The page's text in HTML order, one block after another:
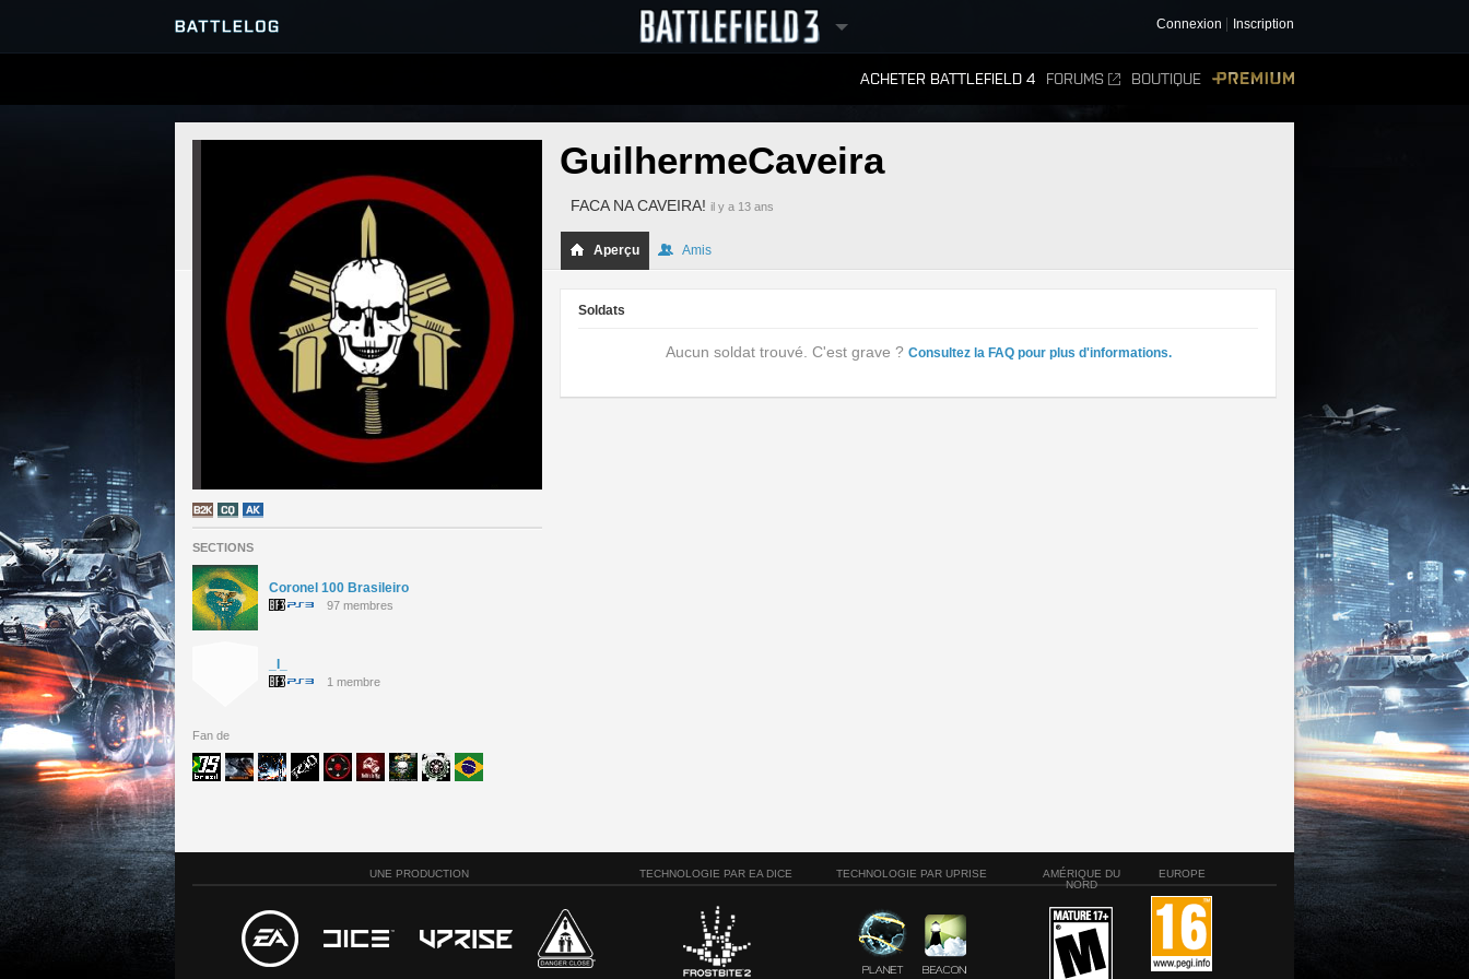
Connexion Inscription
ACHETER BATTLEFIELD 4 FORUMS BOUTIQUE
SERVEURS
CLASSEMENTS
SECTIONS
Coronel 100 Brasileiro
97 membres
1 membre
Fan de
GuilhermeCaveira
FACA NA CAVEIRA! il y a 13 ans
Aperçu Amis
Soldats
Aucun soldat trouvé. C'est grave ? Consultez la FAQ pour plus d'informations.
UNE PRODUCTION TECHNOLOGIE PAR EA DICE TECHNOLOGIE PAR UPRISE
AMÉRIQUE DU
NORD
EUROPE